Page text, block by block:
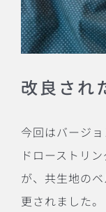
改良され
今回はバージ
ドローストリ
が、共生地の
更されました。